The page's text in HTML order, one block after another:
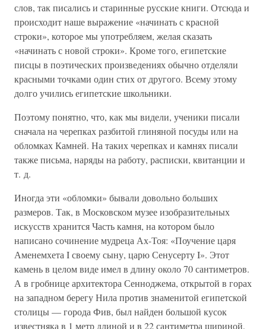
слов, так писались и старинные русские книги. Отсюда и
происходит наше выражение «начинать с красной
строки», которое мы употребляем, желая сказать
«начинать с новой строки». Кроме того, египетские
писцы в поэтических произведениях обычно отделяли
красными точками один стих от другого. Всему этому
долго учились египетские школьники.
Поэтому понятно, что, как мы видели, ученики писали
сначала на черепках разбитой глиняной посуды или на
обломках Камней. На таких черепках и камнях писали
также письма, наряды на работу, расписки, квитанции и
т. д.
Иногда эти «обломки» бывали довольно больших
размеров. Так, в Московском музее изобразительных
искусств хранится Часть камня, на котором было
написано сочинение мудреца Ах-Тоя: «Поучение царя
Аменемхета I своему сыну, царю Сенусерту I». Этот
камень в целом виде имел в длину около 70 сантиметров.
А в гробнице архитектора Сенноджема, открытой в горах
на западном берегу Нила против знаменитой египетской
столицы — города Фив, был найден большой кусок
известняка в 1 метр длиной и в 22 сантиметра шириной,